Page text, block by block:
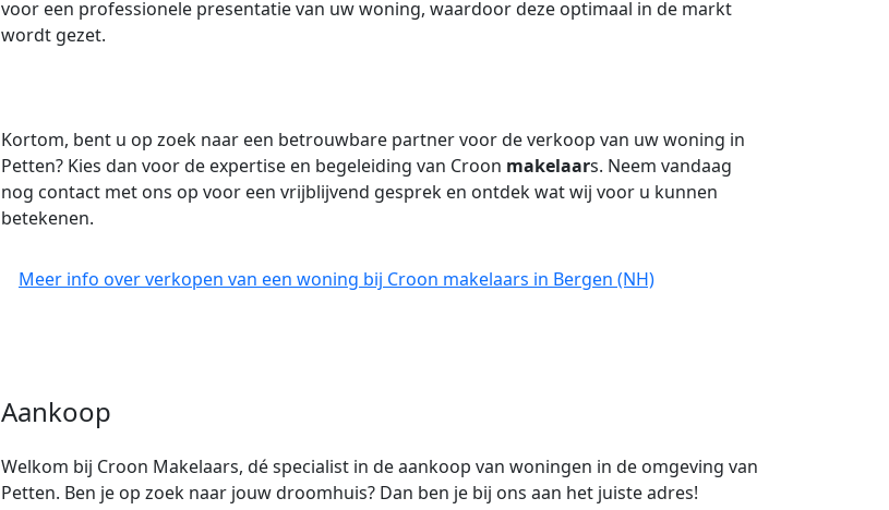
voor een professionele presentatie van uw woning, waardoor deze optimaal in de markt
wordt gezet.
Kortom, bent u op zoek naar een betrouwbare partner voor de verkoop van uw woning in
Petten? Kies dan voor de expertise en begeleiding van Croon makelaars. Neem vandaag
nog contact met ons op voor een vrijblijvend gesprek en ontdek wat wij voor u kunnen
betekenen.
Meer info over verkopen van een woning bij Croon makelaars in Bergen (NH)
Aankoop
Welkom bij Croon Makelaars, dé specialist in de aankoop van woningen in de omgeving van
Petten. Ben je op zoek naar jouw droomhuis? Dan ben je bij ons aan het juiste adres!